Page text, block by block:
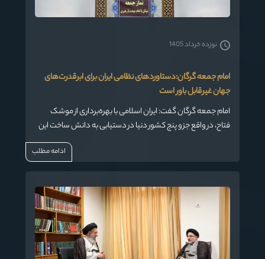
امام جمعه گرگان:دستاوردهای نظامی ایران برای ابرقدرت‌های
جهان غیرقابل باور است
امام جمعه گرگان گفت: ایران اسلامی با بهره‌برداری از موشک
فتاح، در واقع جزو پنج کشور دنیا در دستیابی به دانش ساخت این
سلاح قرار گرفت که این دستاورد برای بسیاری از ابرقدرت‌ها
نوزده خرداد 1405
ادامه مطلب